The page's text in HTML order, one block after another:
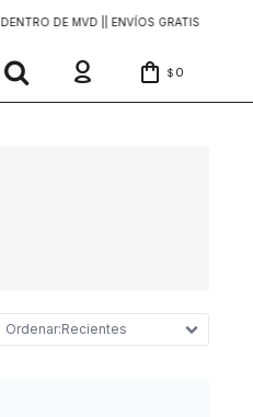
DENTRO DE MVD | | ENVÍOS GRATIS
$ 0
Recientes